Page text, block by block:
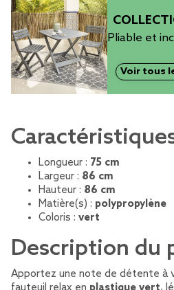
Pliable et
Voir tous
Longueur : 75 cm
Largeur : 86 cm
Hauteur : 86 cm
Matière(s) : polypropylène
Coloris : vert
Description du
Apportez une note de détente à